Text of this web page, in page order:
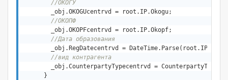
//ОКОГУ
        _obj.OKOGUcentrvd = root.IP.Okogu;
//ОКОПФ
        _obj.OKOPFcentrvd = root.IP.Okopf;
//Дата образования
_obj.RegDatecentrvd =
//вид контрагента
_obj.CounterpartyTypecentrvd =
      }